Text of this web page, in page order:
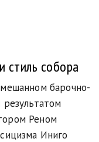
стиль собора
барочно-
Реном
Иниго